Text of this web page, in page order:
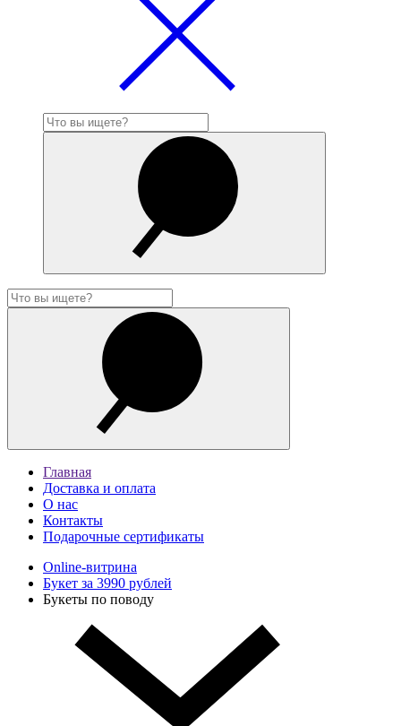
Главная
Доставка и оплата
О нас
Контакты
Подарочные сертификаты
Online-витрина
Букет за 3990 рублей
Букеты по поводу